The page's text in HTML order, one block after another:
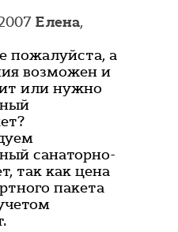
Елена,
пожалуйста, а
возможен и
или нужно
санаторно-
так как цена
пакета